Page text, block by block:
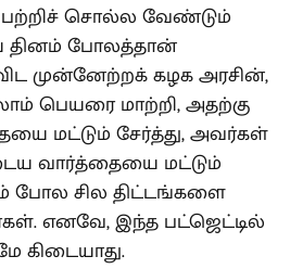
சொல்ல வேண்டும்
தினம் போலத்தான்
முன்னேற்றக் கழக அரசின்,
பெயரை மாற்றி, அதற்கு
மட்டும் சேர்த்து, அவர்கள்
வார்த்தையை மட்டும்
போல சில திட்டங்களை
எனவே, இந்த பட்ஜெட்டில்
கிடையாது.